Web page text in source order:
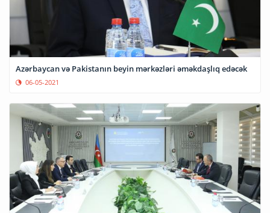
Azərbaycan və Pakistanın beyin mərkəzləri əməkdaşlıq edəcək
06-05-2021